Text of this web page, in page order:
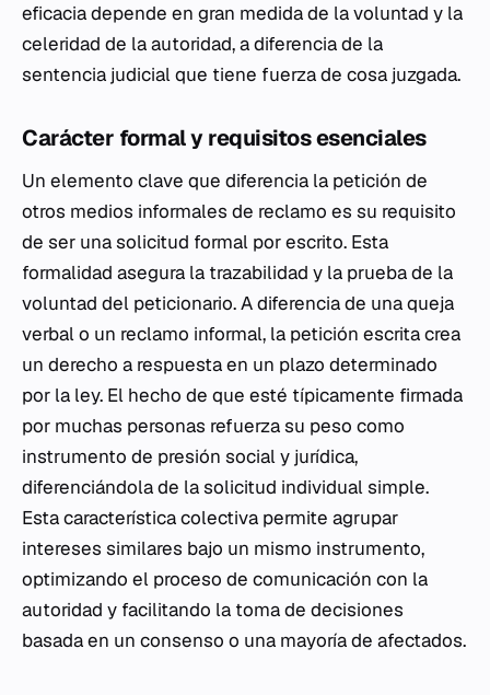
eficacia depende en gran medida de la voluntad y la
celeridad de la autoridad, a diferencia de la
sentencia judicial que tiene fuerza de cosa juzgada.
Carácter formal y requisitos esenciales
Un elemento clave que diferencia la petición de
otros medios informales de reclamo es su requisito
de ser una solicitud formal por escrito. Esta
formalidad asegura la trazabilidad y la prueba de la
voluntad del peticionario. A diferencia de una queja
verbal o un reclamo informal, la petición escrita crea
un derecho a respuesta en un plazo determinado
por la ley. El hecho de que esté típicamente firmada
por muchas personas refuerza su peso como
instrumento de presión social y jurídica,
diferenciándola de la solicitud individual simple.
Esta característica colectiva permite agrupar
intereses similares bajo un mismo instrumento,
optimizando el proceso de comunicación con la
autoridad y facilitando la toma de decisiones
basada en un consenso o una mayoría de afectados.